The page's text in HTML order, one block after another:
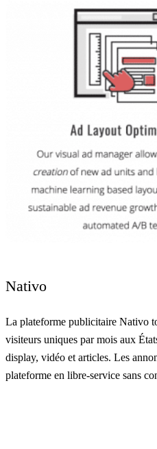
Nativo
La plateforme publicitaire Nativo
visiteurs uniques par mois aux
display, vidéo et articles. Les
plateforme en libre-service sans